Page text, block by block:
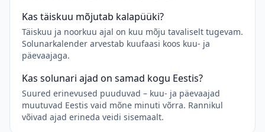
Kas täiskuu mõjutab kalapüüki?
Täiskuu ja noorkuu ajal on kuu mõju tavaliselt tugevam.
Solunarkalender arvestab kuufaasi koos kuu- ja
päevaajaga.
Kas solunari ajad on samad kogu Eestis?
Suured erinevused puuduvad – kuu- ja päevaajad
muutuvad Eestis vaid mõne minuti võrra. Rannikul
võivad ajad erineda veidi sisemaalt.